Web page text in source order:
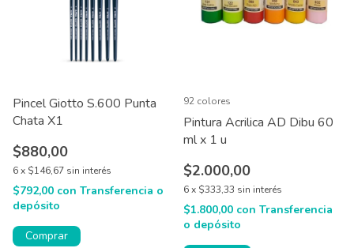
Pincel Giotto S.600 Punta
Chata X1
$880,00
6x $146,67 sin interés
$792,00 con Transferencia o
depósito
Comprar
Pintura Acrilica AD Dibu 60
ml x 1 u
$2.000,00
6x $333,33 sin interés
$1.800,00 con Transferencia
o depósito
92 colores